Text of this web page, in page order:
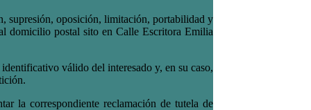
supresión, oposición, limitación, portabilidad y
domicilio postal sito en Calle Escritora Emilia
válido del interesado y, en su caso,
la correspondiente reclamación de tutela de